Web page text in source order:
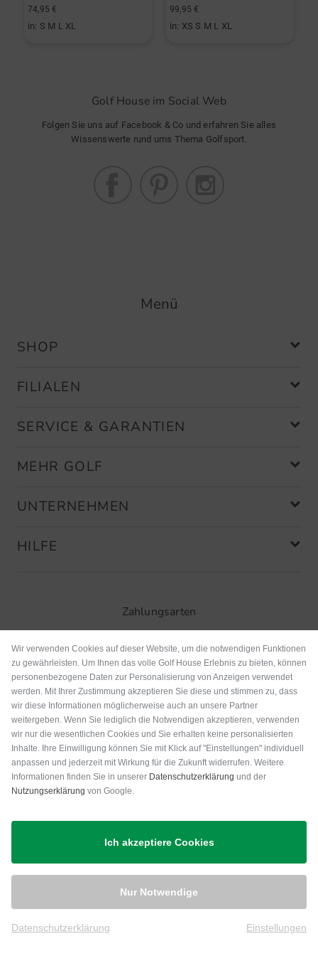
74,95 €
in: S M L XL
99,95 €
in: XS S M L XL
Golf House im Social Web
Folgen Sie uns auf Facebook & Co und erfahren Sie alles
Wissenswerte rund ums Thema Golfsport.
Menü
SHOP
FILIALEN
SERVICE & GARANTIEN
MEHR GOLF
UNTERNEHMEN
HILFE
Zahlungsarten
Versand
Wir verwenden Cookies auf dieser Website, um die notwendigen Funktionen
zu gewährleisten. Um Ihnen das volle Golf House Erlebnis zu bieten, können
personenbezogene Daten zur Personalisierung von Anzeigen verwendet
werden. Mit Ihrer Zustimmung akzeptieren Sie diese und stimmen zu, dass
wir diese Informationen möglicherweise auch an unsere Partner
weitergeben. Wenn Sie lediglich die Notwendigen akzeptieren, verwenden
wir nur die wesentlichen Cookies und Sie erhalten keine personalisierten
Inhalte. Ihre Einwilligung können Sie mit Klick auf "Einstellungen" individuell
anpassen und jederzeit mit Wirkung für die Zukunft widerrufen. Weitere
Informationen finden Sie in unserer Datenschutzerklärung und der
Nutzungserklärung von Google.
Ich akzeptiere Cookies
Nur Notwendige
Datenschutzerklärung Einstellungen